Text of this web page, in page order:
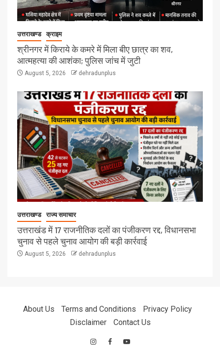
उत्तराखण्ड क्राइम
श्रीनगर में किराये के कमरे में मिला बीए छात्र का शव,
आत्महत्या की आशंका; पुलिस जांच में जुटी
August 5, 2026 dehradunplus
उत्तराखण्ड राज्य समाचार
उत्तराखंड में 17 राजनीतिक दलों का पंजीकरण रद्द, विधानसभा
चुनाव से पहले चुनाव आयोग की बड़ी कार्रवाई
August 5, 2026 dehradunplus
About Us Terms and Conditions
Privacy Policy
Disclaimer
Contact Us